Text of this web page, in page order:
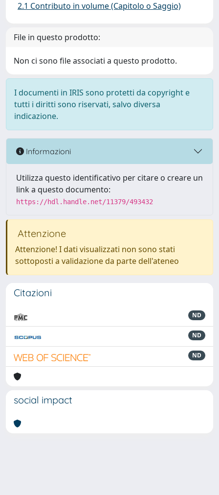
2.1 Contributo in volume (Capitolo o Saggio)
File in questo prodotto:
Non ci sono file associati a questo prodotto.
I documenti in IRIS sono protetti da copyright e
tutti i diritti sono riservati, salvo diversa
indicazione.
Informazioni
Utilizza questo identificativo per citare o creare un
link a questo documento:
https://hdl.handle.net/11379/493432
Attenzione
Attenzione! I dati visualizzati non sono stati
sottoposti a validazione da parte dell'ateneo
Citazioni
ND
ND
ND
social impact